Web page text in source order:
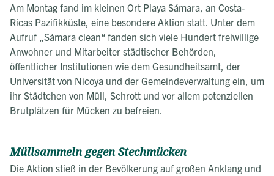
Am Montag fand im kleinen Ort Playa Sámara, an Costa-
Ricas Pazifikküste, eine besondere Aktion statt. Unter dem
Aufruf „Sámara clean“ fanden sich viele Hundert freiwillige
Anwohner und Mitarbeiter städtischer Behörden,
öffentlicher Institutionen wie dem Gesundheitsamt, der
Universität von Nicoya und der Gemeindeverwaltung ein, um
ihr Städtchen von Müll, Schrott und vor allem potenziellen
Brutplätzen für Mücken zu befreien.
Müllsammeln gegen Stechmücken
Die Aktion stieß in der Bevölkerung auf großen Anklang und